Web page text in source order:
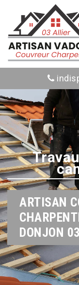
ARTISAN
DONJON